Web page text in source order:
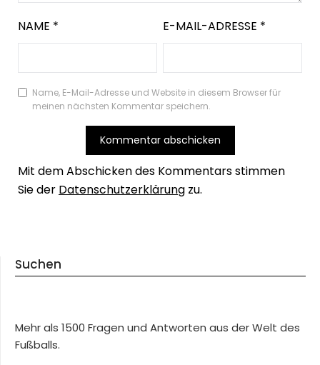
NAME * E-MAIL-ADRESSE *
Name, E-Mail-Adresse und Website in diesem Browser für
meinen nächsten Kommentar speichern.
Mit dem Abschicken des Kommentars stimmen
Sie der Datenschutzerklärung zu.
Suchen
Mehr als 1500 Fragen und Antworten aus der Welt des
Fußballs.